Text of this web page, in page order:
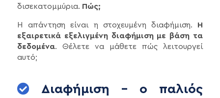
δισεκατομμύρια. Πώς;
Η απάντηση είναι η στοχευμένη διαφήμιση. Η
εξαιρετικά εξελιγμένη διαφήμιση με βάση τα
δεδομένα. Θέλετε να μάθετε πώς λειτουργεί
αυτό;
Διαφήμιση - ο παλιός